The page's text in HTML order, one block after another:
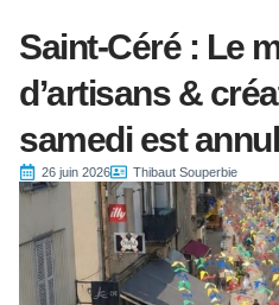
Saint-Céré : Le
d’artisans &
samedi est
26 juin 2026 Thibaut Souperbie